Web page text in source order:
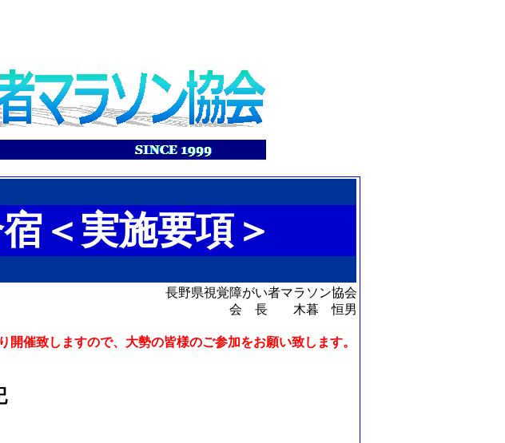
＜実施要項＞
長野県視覚障がい者マラソン協会
会 長 木暮 恒男
催致しますので、大勢の皆様のご参加をお願い致します。